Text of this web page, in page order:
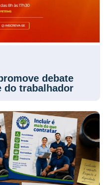
debate
do trabalhador